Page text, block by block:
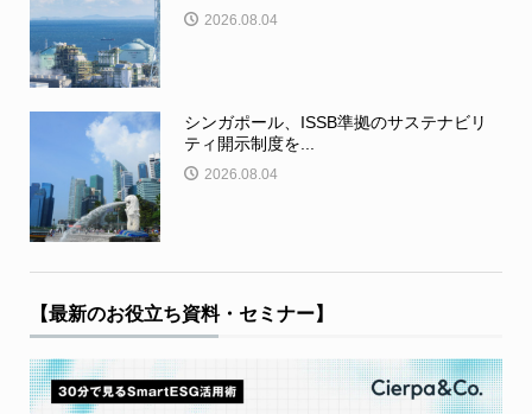
2026.08.04
シンガポール、ISSB準拠のサステナビリ
ティ開示制度を...
2026.08.04
【最新のお役立ち資料・セミナー】